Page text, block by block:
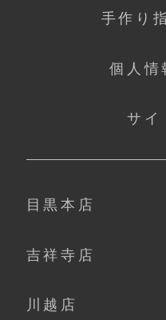
手作り
個人情
サイ
目黒本店
吉祥寺店
川越店